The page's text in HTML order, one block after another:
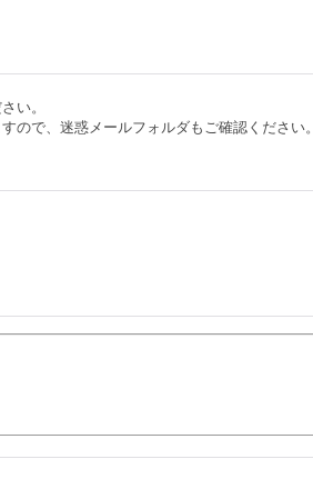
い。
ので、迷惑メールフォルダもご確認ください。